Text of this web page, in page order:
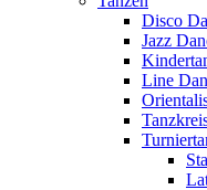
Disco
Jazz
Line